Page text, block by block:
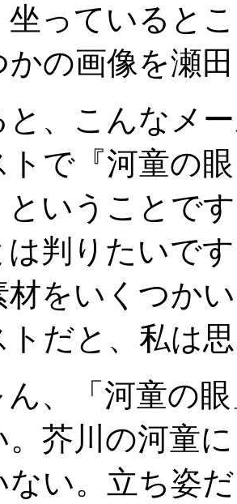
坐っていると
かの画像を瀬
、こんなメ
トで『河童の
いうことです
は判りたいで
材をいくつか
トだと、私は
、「河童の
。芥川の河童
ない。立ち姿